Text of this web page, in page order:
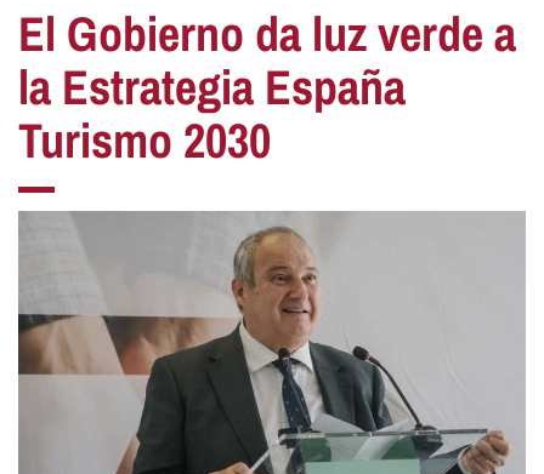
El Gobierno da luz verde a
la Estrategia España
Turismo 2030